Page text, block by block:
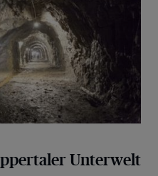
Unterwelt